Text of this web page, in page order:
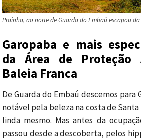
Prainha, ao norte de Guarda do Embaú escapou
Garopaba e mais
da Área de Proteção
Baleia Franca
De Guarda do Embaú descemos
notável pela beleza na costa de
linda mesmo. Mas antes da
passou desde a descoberta, pelos